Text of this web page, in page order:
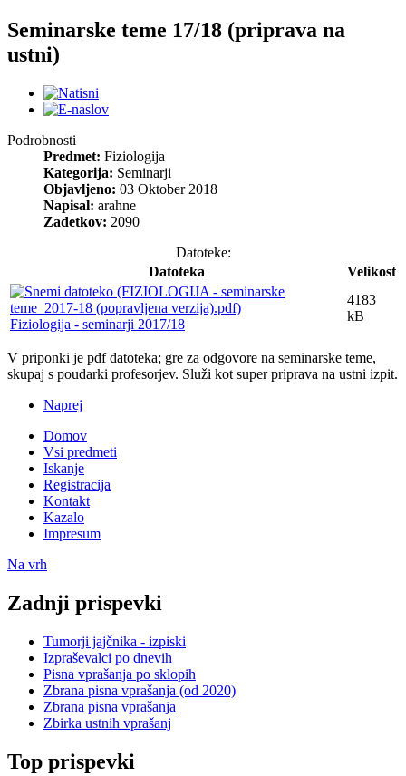
Seminarske teme 17/18 (priprava na
ustni)
Podrobnosti
Predmet: Fiziologija
Kategorija: Seminarji
Objavljeno: 03 Oktober 2018
Napisal: arahne
Zadetkov: 2090
Datoteke:
Datoteka
Velikost
Fiziologija - seminarji 2017/18
4183
kB
V priponki je pdf datoteka; gre za odgovore na seminarske teme,
skupaj s poudarki profesorjev. Služi kot super priprava na ustni izpit.
Naprej
Domov
Vsi predmeti
Iskanje
Registracija
Kontakt
Kazalo
Impresum
Na vrh
Zadnji prispevki
Tumorji jajčnika - izpiski
Izpraševalci po dnevih
Pisna vprašanja po sklopih
Zbrana pisna vprašanja (od 2020)
Zbrana pisna vprašanja
Zbirka ustnih vprašanj
Top prispevki